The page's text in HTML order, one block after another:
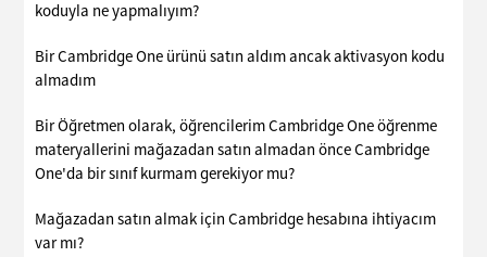
koduyla ne yapmalıyım?
Bir Cambridge One ürünü satın aldım ancak aktivasyon kodu
almadım
Bir Öğretmen olarak, öğrencilerim Cambridge One öğrenme
materyallerini mağazadan satın almadan önce Cambridge
One'da bir sınıf kurmam gerekiyor mu?
Mağazadan satın almak için Cambridge hesabına ihtiyacım
var mı?